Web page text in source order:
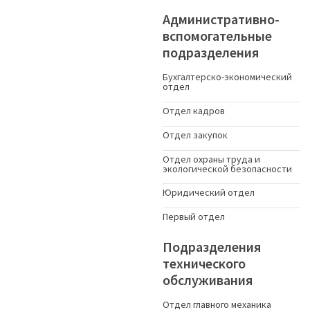
Административно-
вспомогательные
подразделения
Бухгалтерско-экономический
отдел
Отдел кадров
Отдел закупок
Отдел охраны труда и
экологической безопасности
Юридический отдел
Первый отдел
Подразделения
технического
обслуживания
Отдел главного механика